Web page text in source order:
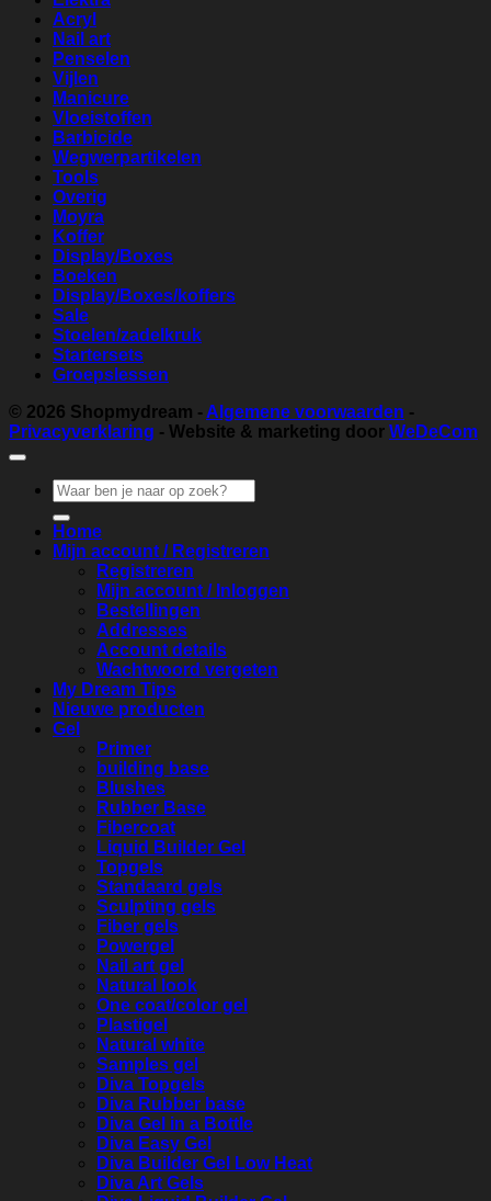
Acryl
Nail art
Penselen
Vijlen
Manicure
Vloeistoffen
Barbicide
Wegwerpartikelen
Tools
Overig
Moyra
Koffer
Display/Boxes
Boeken
Display/Boxes/koffers
Sale
Stoelen/zadelkruk
Startersets
Groepslessen
© 2026 Shopmydream - Algemene voorwaarden -
Privacyverklaring - Website & marketing door WeDeCom
Zoeken
naar:
Home
Mijn account / Registreren
Registreren
Mijn account / Inloggen
Bestellingen
Addresses
Account details
Wachtwoord vergeten
My Dream Tips
Nieuwe producten
Gel
Primer
building base
Blushes
Rubber Base
Fibercoat
Liquid Builder Gel
Topgels
Standaard gels
Sculpting gels
Fiber gels
Powergel
Nail art gel
Natural look
One coat/color gel
Plastigel
Natural white
Samples gel
Diva Topgels
Diva Rubber base
Diva Gel in a Bottle
Diva Easy Gel
Diva Builder Gel Low Heat
Diva Art Gels